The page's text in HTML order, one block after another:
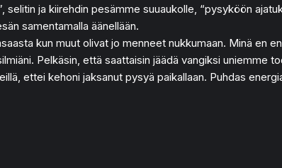
selitin ja kiirehdin pesämme suuaukolle, “pysyköön
samentamalla äänellään.
kun muut olivat jo menneet nukkumaan. Minä en
Pelkäsin, että saattaisin jäädä vangiksi uniemme
ettei kehoni jaksanut pysyä paikallaan. Puhdas